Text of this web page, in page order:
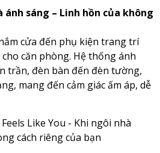
sáng – Linh hồn của không
cửa đến phụ kiện trang trí
căn phòng. Hệ thống ánh
trần, đèn bàn đến đèn tường,
mang đến cảm giác ấm áp, dễ